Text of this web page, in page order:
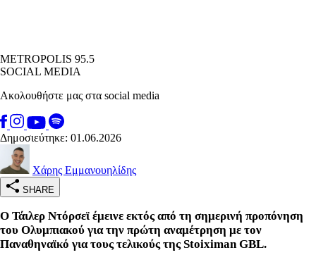
METROPOLIS 95.5
SOCIAL MEDIA
Ακολουθήστε μας στα social media
Δημοσιεύτηκε: 01.06.2026
Χάρης Εμμανουηλίδης
SHARE
Ο Τάιλερ Ντόρσεϊ έμεινε εκτός από τη σημερινή προπόνηση
του Ολυμπιακού για την πρώτη αναμέτρηση με τον
Παναθηναϊκό για τους τελικούς της Stoiximan GBL.